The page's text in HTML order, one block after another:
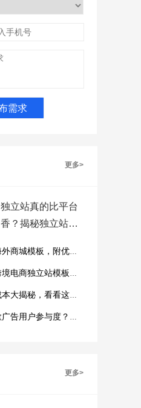
更多>
独立站真的比平台
香？揭秘独立站被
更多>